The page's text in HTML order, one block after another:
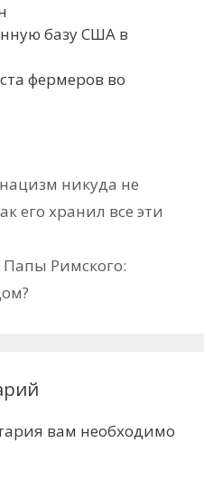
базу США в
фермеров во
никуда не
его хранил все эти
Римского:
вам необходимо